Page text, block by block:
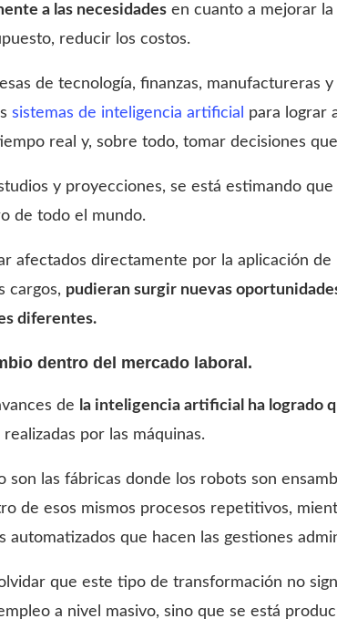
a las necesidades en cuanto a mejorar
reducir los costos.
de tecnología, finanzas, manufactureras
sistemas de inteligencia artificial
para lograr
real y, sobre todo, tomar decisiones
y proyecciones, se está estimando
de todo el mundo.
afectados directamente por la aplicación
cargos, pudieran surgir nuevas
diferentes.
dentro del mercado laboral.
de la inteligencia artificial ha logrado
por las máquinas.
son las fábricas donde los robots son
de esos mismos procesos repetitivos,
automatizados que hacen las gestiones
que este tipo de transformación no
a nivel masivo, sino que se está